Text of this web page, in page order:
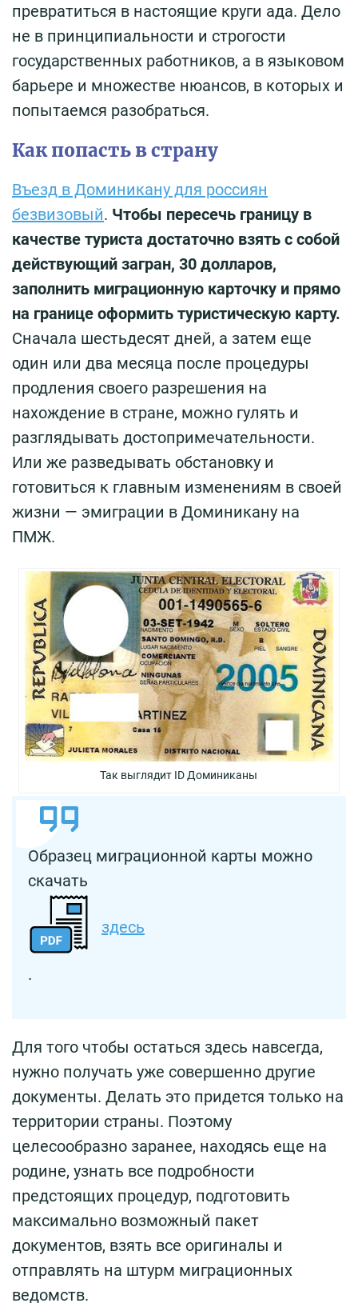
превратиться в настоящие круги ада. Дело
не в принципиальности и строгости
государственных работников, а в языковом
барьере и множестве нюансов, в которых и
попытаемся разобраться.
Как попасть в страну
Въезд в Доминикану для россиян
безвизовый. Чтобы пересечь границу в
качестве туриста достаточно взять с собой
действующий загран, 30 долларов,
заполнить миграционную карточку и прямо
на границе оформить туристическую карту.
Сначала шестьдесят дней, а затем еще
один или два месяца после процедуры
продления своего разрешения на
нахождение в стране, можно гулять и
разглядывать достопримечательности.
Или же разведывать обстановку и
готовиться к главным изменениям в своей
жизни — эмиграции в Доминикану на
ПМЖ.
Так выглядит ID Доминиканы
Образец миграционной карты можно
скачать
здесь
.
Для того чтобы остаться здесь навсегда,
нужно получать уже совершенно другие
документы. Делать это придется только на
территории страны. Поэтому
целесообразно заранее, находясь еще на
родине, узнать все подробности
предстоящих процедур, подготовить
максимально возможный пакет
документов, взять все оригиналы и
отправлять на штурм миграционных
ведомств.